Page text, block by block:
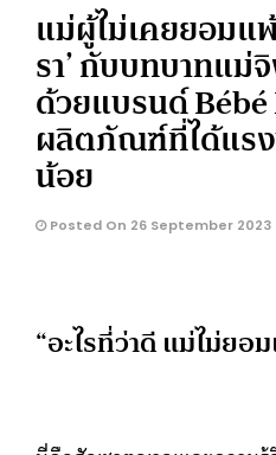
แม่ผู้ไม่เคยยอมแ
รา’ กับบทบาทแม่
ด้วยแบรนด์
ผลิตภัณฑ์ที่ได้แร
น้อย
Posted On 26 September 2023
“อะไรที่ว่าดี แม่ไม่ย